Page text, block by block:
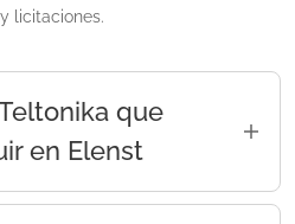
licitaciones.
que
en Elenst
los productos